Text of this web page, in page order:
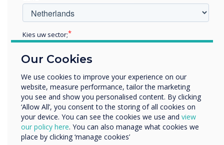
ondersteunende
software
Kom meer te weten
Our Cookies
We use cookies to improve your experience on our
website, measure performance, tailor the marketing
you see and show you personalised content. By clicking
‘Allow All’, you consent to the storing of all cookies on
your device. You can see the cookies we use and view
our policy here. You can also manage what cookies we
place by clicking ‘manage cookies’
Kies uw sector;
Zakelijke dienstverlening
Bedrijfsnaam
We willen graag contact met u opnemen over onze
producten en diensten (via e-mail, telefoon of post).